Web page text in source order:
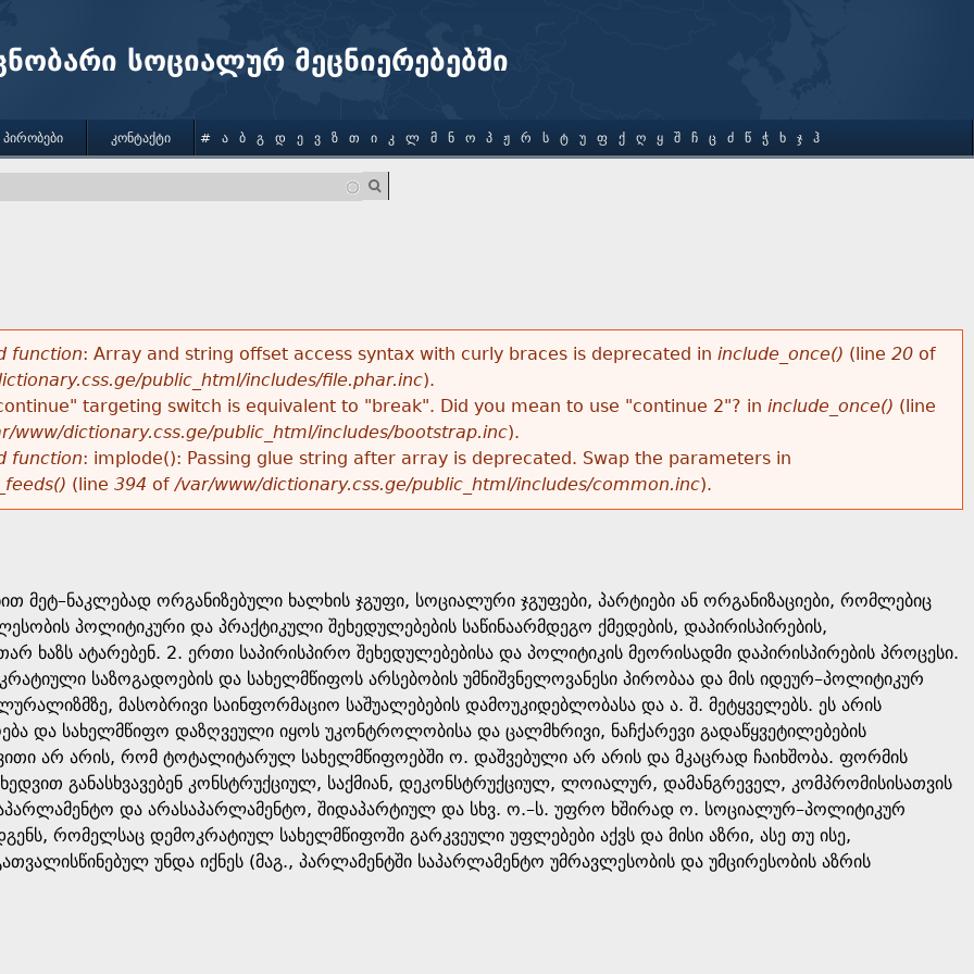
სოციალურ მეცნიერებებში
function: Array and string offset access syntax with curly braces is deprecated in include_once() (line 20of
public_html/includes/file.phar.inc).
targeting switch is equivalent to "break". Did you mean to use "continue 2"? in include_once() (line
www/dictionary.css.ge/public_html/includes/bootstrap.inc).
function: implode(): Passing glue string after array is deprecated. Swap the parameters in
(line 394 of/var/www/dictionary.css.ge/public_html/includes/common.inc).
მეტ–ნაკლებად ორგანიზებული ხალხის ჯგუფი, სოციალური ჯგუფები, პარტიები ან ორგანიზაციები, რომლებიც
პოლიტიკური და პრაქტიკული შეხედულებების საწინაარმდეგო ქმედების, დაპირისპირების,
ხაზს ატარებენ. 2. ერთი საპირისპირო შეხედულებებისა და პოლიტიკის მეორისადმი დაპირისპირების პროცესი.
საზოგადოების და სახელმწიფოს არსებობის უმნიშვნელოვანესი პირობაა და მის იდეურ–პოლიტიკურ
მასობრივი საინფორმაციო საშუალებების დამოუკიდებლობასა და ა. შ. მეტყველებს. ეს არის
და სახელმწიფო დაზღვეული იყოს უკონტროლობისა და ცალმხრივი, ნაჩქარევი გადაწყვეტილებების
არ არის, რომ ტოტალიტარულ სახელმწიფოებში ო. დაშვებული არ არის და მკაცრად ჩაიხშობა. ფორმის
განასხვავებენ კონსტრუქციულ, საქმიან, დეკონსტრუქციულ, ლოიალურ, დამანგრეველ, კომპრომისისათვის
და არასაპარლამენტო, შიდაპარტიულ და სხვ. ო.–ს. უფრო ხშირად ო. სოციალურ–პოლიტიკურ
რომელსაც დემოკრატიულ სახელმწიფოში გარკვეული უფლებები აქვს და მისი აზრი, ასე თუ ისე,
უნდა იქნეს (მაგ., პარლამენტში საპარლამენტო უმრავლესობის და უმცირესობის აზრის
ᲞᲘᲠᲝᲑᲔᲑᲘ ᲙᲝᲜᲢᲐᲥᲢᲘ # Ა Ბ Გ Დ Ე Ვ Ზ Თ Ი Კ Ლ Მ Ნ Ო Პ Ჟ Რ Ს Ტ Უ Ფ Ქ Ღ Ყ Შ Ჩ Ც Ძ Წ Ჭ Ხ Ჯ Ჰ